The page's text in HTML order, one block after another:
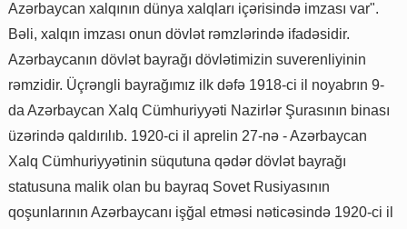
Azərbaycan xalqının dünya xalqları içərisində imzası var".
Bəli, xalqın imzası onun dövlət rəmzlərində ifadəsidir.
Azərbaycanın dövlət bayrağı dövlətimizin suverenliyinin
rəmzidir. Üçrəngli bayrağımız ilk dəfə 1918-ci il noyabrın 9-
da Azərbaycan Xalq Cümhuriyyəti Nazirlər Şurasının binası
üzərində qaldırılıb. 1920-ci il aprelin 27-nə - Azərbaycan
Xalq Cümhuriyyətinin süqutuna qədər dövlət bayrağı
statusuna malik olan bu bayraq Sovet Rusiyasının
qoşunlarının Azərbaycanı işğal etməsi nəticəsində 1920-ci il